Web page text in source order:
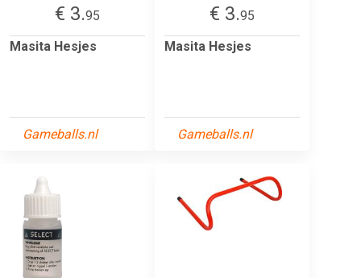
€ 3.95
Masita Hesjes
Gameballs.nl
€ 3.95
Masita Hesjes
Gameballs.nl